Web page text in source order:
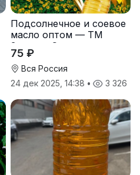
Подсолнечное и соевое
масло оптом — ТМ
Золотая Семечка
75 ₽
Вся Россия
24 дек 2025, 14:38 • 3 326